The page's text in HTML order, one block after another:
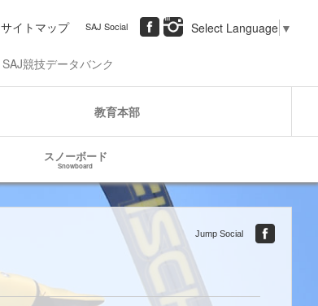
サイトマップ SAJ Social Select Language ▼
SAJ競技データバンク
教育本部
スノーボード
Snowboard
Jump Social